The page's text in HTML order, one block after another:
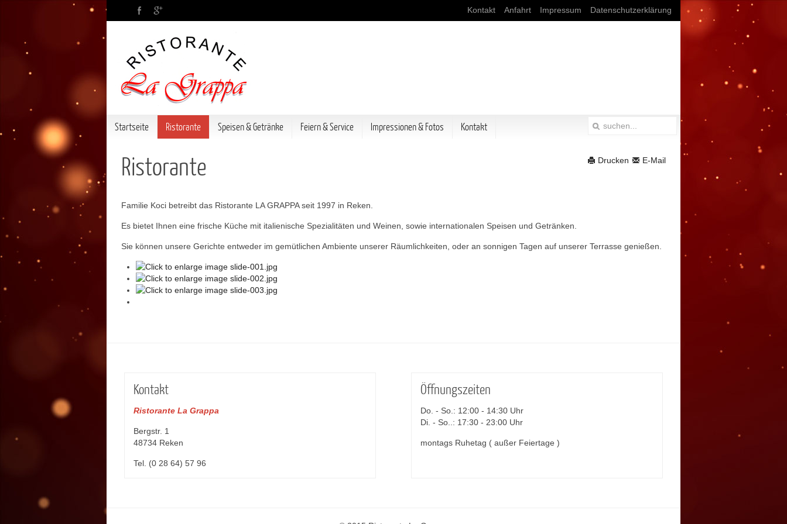
Kontakt Anfahrt Impressum Datenschutzerklärung
Startseite Ristorante Speisen & Getränke Feiern & Service Impressionen & Fotos Kontakt
E-Mail
Drucken
Ristorante
Familie Koci betreibt das Ristorante LA GRAPPA seit 1997 in Reken.
Es bietet Ihnen eine frische Küche mit italienische Spezialitäten und Weinen, sowie internationalen Speisen und Getränken.
Sie können unsere Gerichte entweder im gemütlichen Ambiente unserer Räumlichkeiten, oder an sonnigen Tagen auf unserer Terrasse genießen.
Kontakt
Ristorante La Grappa
Bergstr. 1
48734 Reken
Tel. (0 28 64) 57 96
Öffnungszeiten
Do. - So.: 12:00 - 14:30 Uhr
Di. - So..: 17:30 - 23:00 Uhr
montags Ruhetag ( außer Feiertage )